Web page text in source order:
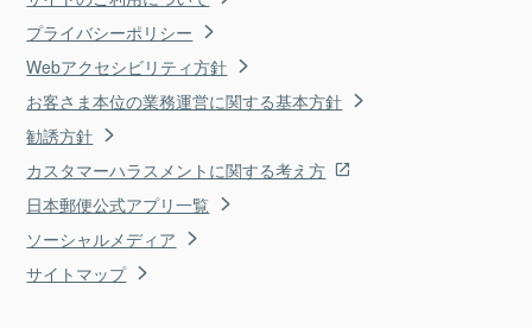
プライバシーポリシー
Webアクセシビリティ方針
お客さま本位の業務運営に関する基本方針
勧誘方針
カスタマーハラスメントに関する考え方
日本郵便公式アプリ一覧
ソーシャルメディア
サイトマップ